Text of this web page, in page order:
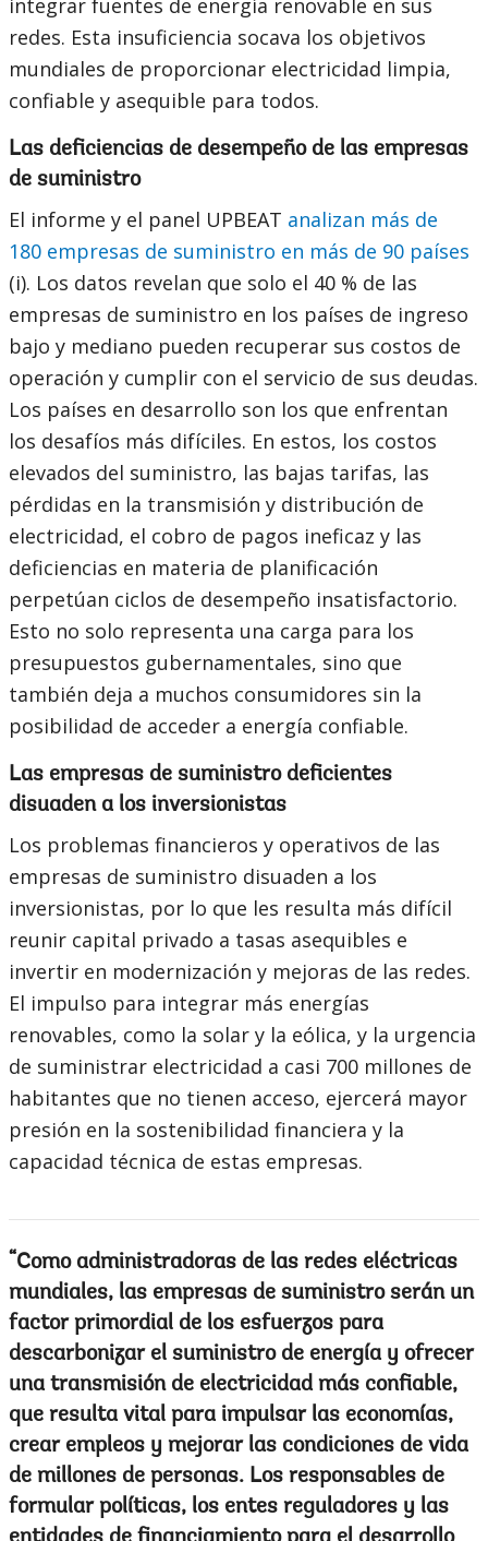
integrar fuentes de energía renovable en sus
redes. Esta insuficiencia socava los objetivos
mundiales de proporcionar electricidad limpia,
confiable y asequible para todos.
Las deficiencias de desempeño de las empresas
de suministro
El informe y el panel UPBEAT analizan más de
180 empresas de suministro en más de 90 países
(i). Los datos revelan que solo el 40 % de las
empresas de suministro en los países de ingreso
bajo y mediano pueden recuperar sus costos de
operación y cumplir con el servicio de sus deudas.
Los países en desarrollo son los que enfrentan
los desafíos más difíciles. En estos, los costos
elevados del suministro, las bajas tarifas, las
pérdidas en la transmisión y distribución de
electricidad, el cobro de pagos ineficaz y las
deficiencias en materia de planificación
perpetúan ciclos de desempeño insatisfactorio.
Esto no solo representa una carga para los
presupuestos gubernamentales, sino que
también deja a muchos consumidores sin la
posibilidad de acceder a energía confiable.
Las empresas de suministro deficientes
disuaden a los inversionistas
Los problemas financieros y operativos de las
empresas de suministro disuaden a los
inversionistas, por lo que les resulta más difícil
reunir capital privado a tasas asequibles e
invertir en modernización y mejoras de las redes.
El impulso para integrar más energías
renovables, como la solar y la eólica, y la urgencia
de suministrar electricidad a casi 700 millones de
habitantes que no tienen acceso, ejercerá mayor
presión en la sostenibilidad financiera y la
capacidad técnica de estas empresas.
Como administradoras de las redes eléctricas
mundiales, las empresas de suministro serán un
factor primordial de los esfuerzos para
descarbonizar el suministro de energía y ofrecer
una transmisión de electricidad más confiable,
que resulta vital para impulsar las economías,
crear empleos y mejorar las condiciones de vida
de millones de personas. Los responsables de
formular políticas, los entes reguladores y las